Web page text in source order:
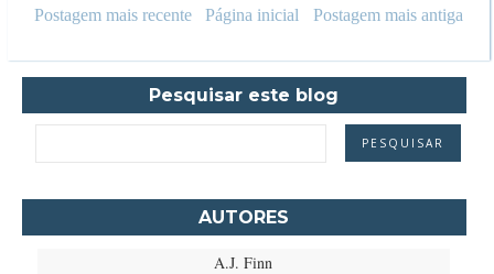
Postagem mais recente Postagem mais antiga
Página inicial
Pesquisar este blog
AUTORES
A.J. Finn